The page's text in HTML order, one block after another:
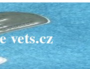
vets.cz